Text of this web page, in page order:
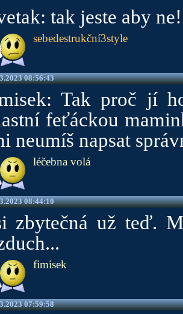
tak jeste aby ne!
sebedestrukční3style
08:56:43
Tak proč jí
feťáckou
neumíš napsat
léčebna volá
08:44:10
zbytečná už teď.
fimisek
07:59:58